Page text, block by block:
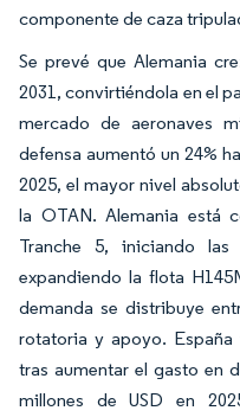
componente de caza
Se prevé que Alemania
2031, convirtiéndola en el
mercado de aeronaves
defensa aumentó un 24%
2025, el mayor nivel
la OTAN. Alemania está
Tranche 5, iniciando
expandiendo la flota
demanda se distribuye
rotatoria y apoyo. España
tras aumentar el gasto en
millones de USD en